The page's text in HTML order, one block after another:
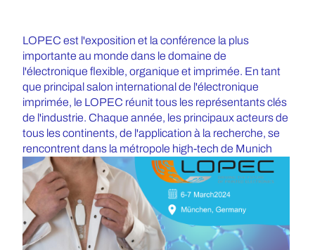
LOPEC est l'exposition et la conférence la plus
importante au monde dans le domaine de
l'électronique flexible, organique et imprimée. En tant
que principal salon international de l'électronique
imprimée, le LOPEC réunit tous les représentants clés
de l'industrie. Chaque année, les principaux acteurs de
tous les continents, de l'application à la recherche, se
rencontrent dans la métropole high-tech de Munich